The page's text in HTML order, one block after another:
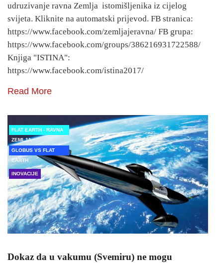
udruzivanje ravna Zemlja istomišljenika iz cijelog
svijeta. Kliknite na automatski prijevod. FB stranica:
https://www.facebook.com/zemljajeravna/ FB grupa:
https://www.facebook.com/groups/386216931722588/
Knjiga "ISTINA":
https://www.facebook.com/istina2017/
Read More
FLAT EARTH - RAVNA
ZEMLJA
GLOBUS VS FLAT
EARTH
INOVACIJE
Dokaz da u vakumu (Svemiru) ne mogu